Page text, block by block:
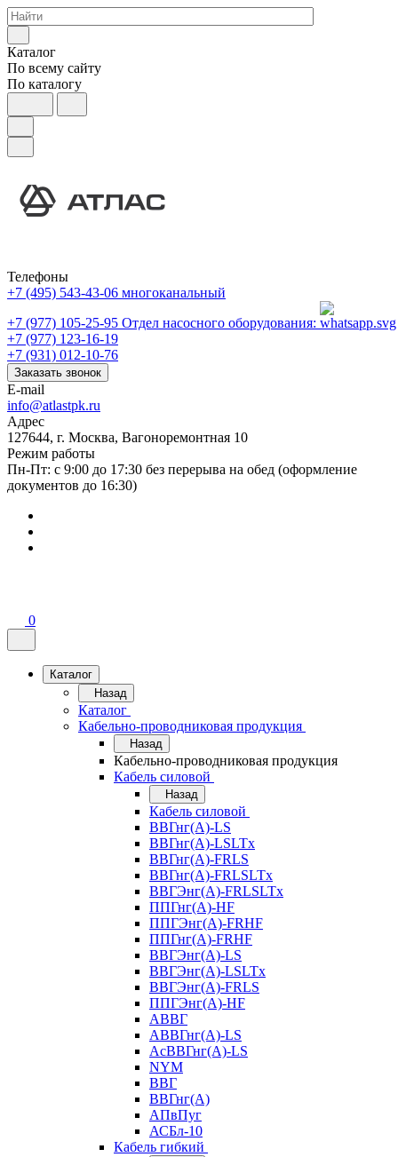
Каталог
По всему сайту
По каталогу
Телефоны
+7 (495) 543-43-06 многоканальный
+7 (977) 105-25-95 Отдел насосного оборудования:
+7 (977) 123-16-19
+7 (931) 012-10-76
Заказать звонок
E-mail
info@atlastpk.ru
Адрес
127644, г. Москва, Вагоноремонтная 10
Режим работы
Пн-Пт: с 9:00 до 17:30 без перерыва на обед (оформление
документов до 16:30)
0
Каталог
Назад
Каталог
Кабельно-проводниковая продукция
Назад
Кабельно-проводниковая продукция
Кабель силовой
Назад
Кабель силовой
ВВГнг(А)-LS
ВВГнг(А)-LSLTx
ВВГнг(А)-FRLS
ВВГнг(А)-FRLSLTx
ВВГЭнг(А)-FRLSLTx
ППГнг(А)-HF
ППГЭнг(А)-FRHF
ППГнг(А)-FRHF
ВВГЭнг(А)-LS
ВВГЭнг(А)-LSLTx
ВВГЭнг(А)-FRLS
ППГЭнг(А)-HF
АВВГ
АВВГнг(А)-LS
АсВВГнг(А)-LS
NYM
ВВГ
ВВГнг(А)
АПвПуг
АСБл-10
Кабель гибкий